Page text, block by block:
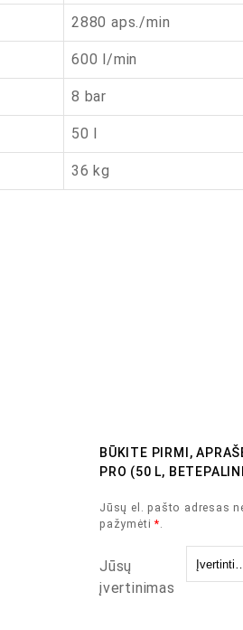
2880 aps./min
600 l/min
8 bar
50 l
36 kg
BŪKITE PIRMI,
PRO (50 L,
Jūsų el. pašto adresas
pažymėti*.
Jūsų
įvertinimas